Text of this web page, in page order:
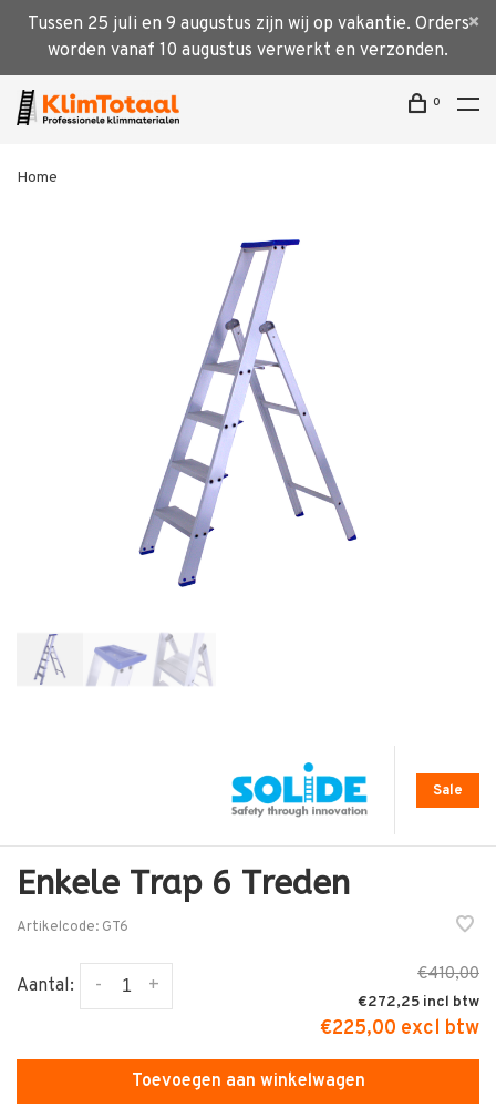
Tussen 25 juli en 9 augustus zijn wij op vakantie. Orders
worden vanaf 10 augustus verwerkt en verzonden.
0
Home
Sale
Enkele Trap 6 Treden
Artikelcode: GT6
Aantal: +
-
€410,00
€272,25
€225,00 excl btw
Toevoegen aan winkelwagen